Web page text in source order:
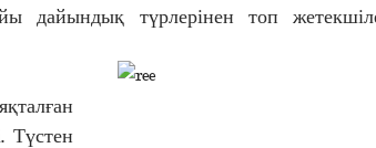
дайындық түрлерінен топ
Түстен